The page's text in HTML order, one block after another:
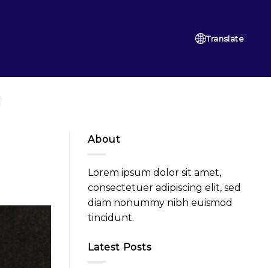
Translate
About
Lorem ipsum dolor sit amet,
consectetuer adipiscing elit, sed
diam nonummy nibh euismod
tincidunt.
Latest Posts